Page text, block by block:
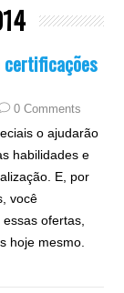
certificações
0 Comments
o ajudarão
habilidades e
E, por
você
ofertas,
hoje mesmo.